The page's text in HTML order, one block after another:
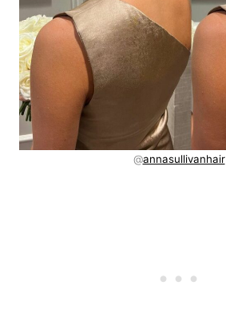
@annasullivanhair